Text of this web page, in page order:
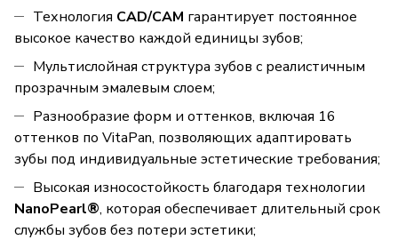
Технология CAD/CAM гарантирует постоянное
высокое качество каждой единицы зубов;
Мультислойная структура зубов с реалистичным
прозрачным эмалевым слоем;
Разнообразие форм и оттенков, включая 16
оттенков по VitaPan, позволяющих адаптировать
зубы под индивидуальные эстетические требования;
Высокая износостойкость благодаря технологии
NanoPearl®, которая обеспечивает длительный срок
службы зубов без потери эстетики;